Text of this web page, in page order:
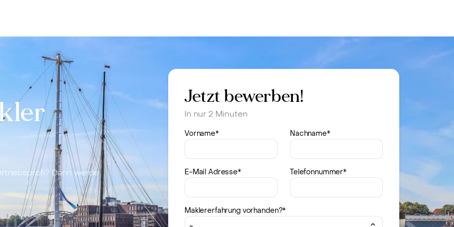
Dann werde
Jetzt bewerben!
In nur 2 Minuten
Vorname* Nachname*
E-Mail Adresse* Telefonnummer*
Maklererfahrung vorhanden?*